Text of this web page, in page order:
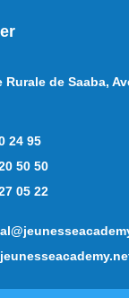
Rurale de Saaba,
24 95
50
22